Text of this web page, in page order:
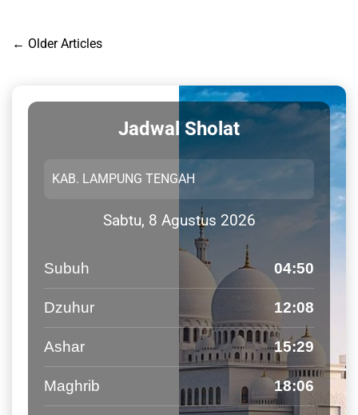
Posts
← Older Articles
Jadwal Sholat
Sabtu, 8 Agustus 2026
Subuh 04:50
Dzuhur 12:08
Ashar 15:29
Maghrib 18:06